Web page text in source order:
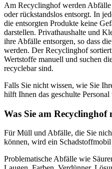
Am Recyclinghof werden
oder rückstandslos entsorgt. In
die entsorgten Produkte keine
darstellen. Privathaushalte und
ihre Abfälle entsorgen, so dass
werden. Der Recyclinghof
Wertstoffe manuell und suchen
recyclebar sind.
Falls Sie nicht wissen, wie Sie
hilft Ihnen das geschulte
Was Sie am Recyclinghof
Für Müll und Abfälle, die Sie
können, wird ein Schadstoffmobil
Problematische Abfälle wie